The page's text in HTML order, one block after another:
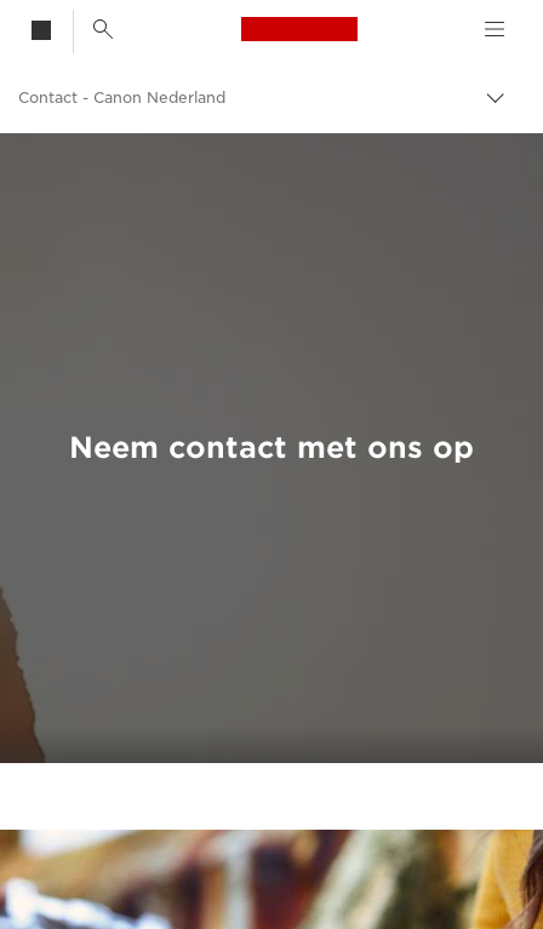
Canon Logo, back
in-/
Contact - Canon Nederland
Neem contact met ons op